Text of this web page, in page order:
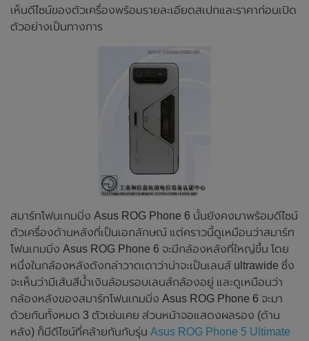
เห็นดีไซน์ของตัวเครื่องพร้อมรายละเอียดสเปกและราคาก่อนเปิด
ตัวอย่างเป็นทางการ
สมาร์ทโฟนเกมมิ่ง Asus ROG Phone 6 นั้นยังคงมาพร้อมดีไซน์
ตัวเครื่องด้านหลังที่เป็นเอกลักษณ์ แต่คราวนี้ดูเหมือนว่าสมาร์ท
โฟนเกมมิ่ง Asus ROG Phone 6 จะมีกล้องหลังที่ใหญ่ขึ้น โดย
หนึ่งในกล้องหลังดังกล่าวาดเดาว่าน่าจะเป็นเลนส์ ultrawide ซึ่ง
จะเห็นว่ามีเส้นสีน้ำเงินล้อมรอบเลนส์กล้องอยู่ และดูเหมือนว่า
กล้องหลังของสมาร์ทโฟนเกมมิ่ง Asus ROG Phone 6 จะมา
ด้วยกันทั้งหมด 3 ตัวเช่นเคย ส่วนหน้าจอแสดงผลรอง (ด้าน
หลัง) ก็มีดีไซน์ที่คล้ายกันกับรุ่น Asus ROG Phone 5 Ultimate